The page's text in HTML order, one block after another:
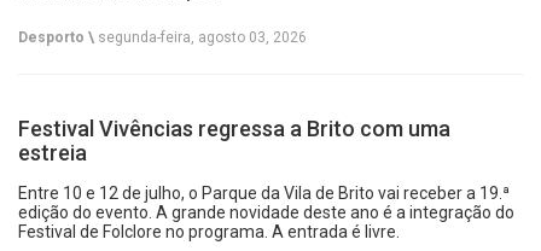
Desporto \ segunda-feira, agosto 03, 2026
Festival Vivências regressa a Brito com uma
estreia
Entre 10 e 12 de julho, o Parque da Vila de Brito vai receber a 19.ª
edição do evento. A grande novidade deste ano é a integração do
Festival de Folclore no programa. A entrada é livre.